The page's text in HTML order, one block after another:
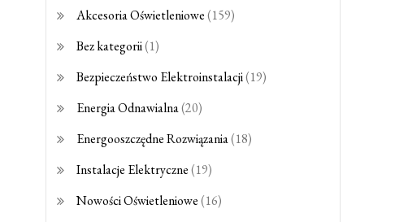
Akcesoria Oświetleniowe(159)
Bez kategorii(1)
Bezpieczeństwo Elektroinstalacji(19)
Energia Odnawialna(20)
Energooszczędne Rozwiązania(18)
Instalacje Elektryczne(19)
Nowości Oświetleniowe(16)